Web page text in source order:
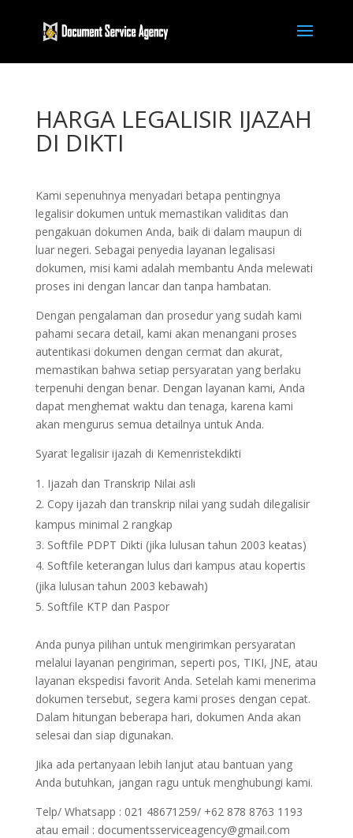
HARGA LEGALISIR IJAZAH
DI DIKTI
Kami sepenuhnya menyadari betapa pentingnya
legalisir dokumen untuk memastikan validitas dan
pengakuan dokumen Anda, baik di dalam maupun di
luar negeri. Sebagai penyedia layanan legalisasi
dokumen, misi kami adalah membantu Anda melewati
proses ini dengan lancar dan tanpa hambatan.
Dengan pengalaman dan prosedur yang sudah kami
pahami secara detail, kami akan menangani proses
autentikasi dokumen dengan cermat dan akurat,
memastikan bahwa setiap persyaratan yang berlaku
terpenuhi dengan benar. Dengan layanan kami, Anda
dapat menghemat waktu dan tenaga, karena kami
akan mengurus semua detailnya untuk Anda.
Syarat legalisir ijazah di Kemenristekdikti
Ijazah dan Transkrip Nilai asli
Copy ijazah dan transkrip nilai yang sudah dilegalisir
kampus minimal 2 rangkap
Softfile PDPT Dikti (jika lulusan tahun 2003 keatas)
Softfile keterangan lulus dari kampus atau kopertis
(jika lulusan tahun 2003 kebawah)
Softfile KTP dan Paspor
Anda punya pilihan untuk mengirimkan persyaratan
melalui layanan pengiriman, seperti pos, TIKI, JNE, atau
layanan ekspedisi favorit Anda. Setelah kami menerima
dokumen tersebut, segera kami proses dengan cepat.
Dalam hitungan beberapa hari, dokumen Anda akan
selesai dan siap digunakan.
Jika ada pertanyaan lebih lanjut atau bantuan yang
Anda butuhkan, jangan ragu untuk menghubungi kami.
Telp/ Whatsapp : 021 48671259/ +62 878 8763 1193
atau email : documentsserviceagency@gmail.com